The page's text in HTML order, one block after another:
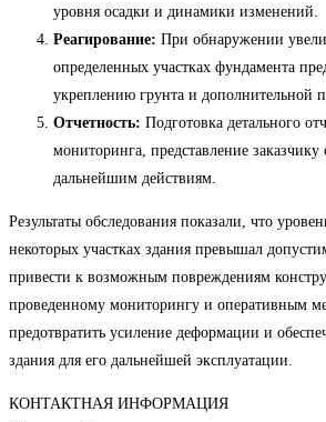
уровня осадки и динамики изменений.
Реагирование: При обнаружении
определенных участках фундамента
укреплению грунта и дополнительной
Отчетность: Подготовка детального
мониторинга, представление
дальнейшим действиям.
Результаты обследования показали, что
некоторых участках здания превышал
привести к возможным повреждениям
проведенному мониторингу и оперативным
предотвратить усиление деформации и
здания для его дальнейшей эксплуатации.
КОНТАКТНАЯ ИНФОРМАЦИЯ